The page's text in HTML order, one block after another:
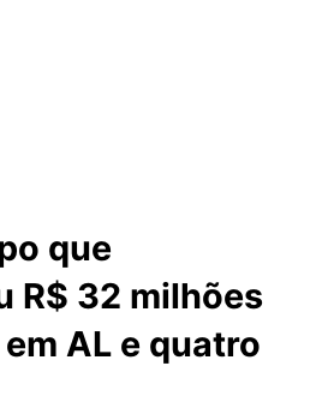
que
R$ 32 milhões
AL e quatro